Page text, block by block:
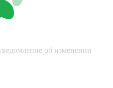
об изменении